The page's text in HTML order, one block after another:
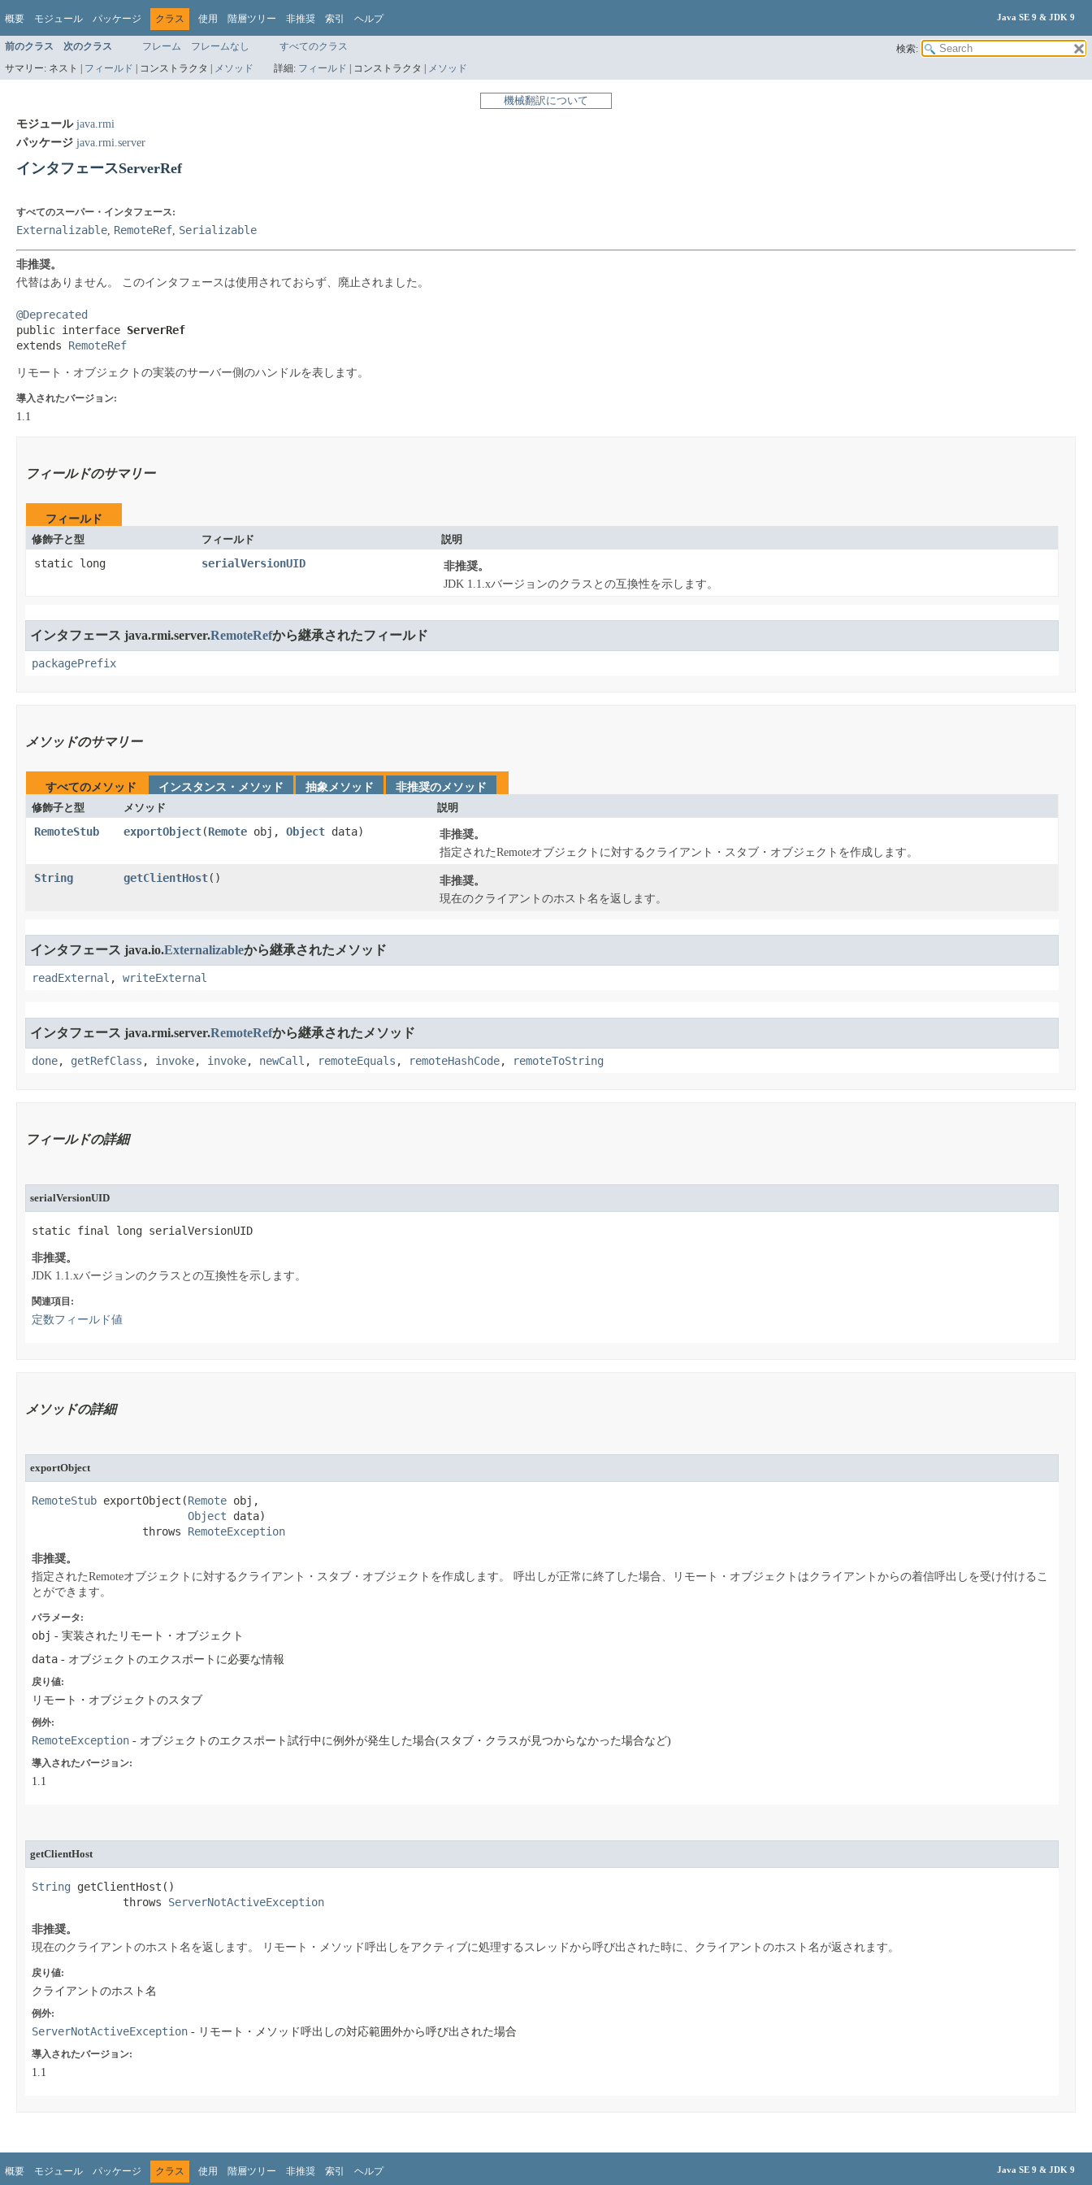
概要 モジュール パッケージ クラス 使用 階層ツリー 非推奨 索引 ヘルプ Java SE 9 & JDK 9
前のクラス 次のクラス フレーム フレームなし すべてのクラス
検索:
サマリー: ネスト | フィールド | コンストラクタ | メソッド 詳細: フィールド | コンストラクタ | メソッド
機械翻訳について
モジュール java.rmi
パッケージ java.rmi.server
インタフェースServerRef
すべてのスーパー・インタフェース:
Externalizable, RemoteRef, Serializable
非推奨。
代替はありません。
このインタフェースは使用されておらず、廃止されました。
@Deprecated
public interface ServerRef
extends RemoteRef
リモート・オブジェクトの実装のサーバー側のハンドルを表します。
導入されたバージョン:
1.1
フィールドのサマリー
フィールド
修飾子と型
フィールド 説明
static long serialVersionUID
非推奨。
JDK 1.1.xバージョンのクラスとの互換性を示します。
インタフェース java.rmi.server.RemoteRefから継承されたフィールド
packagePrefix
メソッドのサマリー
すべてのメソッド インスタンス・メソッド 抽象メソッド
非推奨のメソッド
修飾子と型
メソッド 説明
RemoteStub exportObject​(Remote obj, Object data)
非推奨。
指定されたRemoteオブジェクトに対するクライアント・スタブ・オブジェクトを作成します。
String getClientHost​()
非推奨。
現在のクライアントのホスト名を返します。
インタフェース java.io.Externalizableから継承されたメソッド
readExternal , writeExternal
インタフェース java.rmi.server.RemoteRefから継承されたメソッド
done, getRefClass , invoke, invoke, newCall , remoteEquals , remoteHashCode, remoteToString
フィールドの詳細
serialVersionUID
static final long serialVersionUID
非推奨。
JDK 1.1.xバージョンのクラスとの互換性を示します。
関連項目:
定数フィールド値
メソッドの詳細
exportObject
RemoteStub exportObject​(Remote obj,
Object data)
                 throws
RemoteException
非推奨。
指定されたRemoteオブジェクトに対するクライアント・スタブ・オブジェクトを作成します。
呼出しが正常に終了した場合、リモート・オブジェクトはクライアントからの着信呼出しを受け付けるこ
とができます。
パラメータ:
obj - 実装されたリモート・オブジェクト
data - オブジェクトのエクスポートに必要な情報
戻り値:
リモート・オブジェクトのスタブ
例外:
RemoteException - オブジェクトのエクスポート試行中に例外が発生した場合(スタブ・クラスが見つからなかった場合など)
導入されたバージョン:
1.1
getClientHost
String getClientHost​()
              throws
ServerNotActiveException
非推奨。
現在のクライアントのホスト名を返します。
リモート・メソッド呼出しをアクティブに処理するスレッドから呼び出された時に、クライアントのホスト名が返されます。
戻り値:
クライアントのホスト名
例外:
ServerNotActiveException - リモート・メソッド呼出しの対応範囲外から呼び出された場合
導入されたバージョン:
1.1
概要 モジュール パッケージ クラス 使用 階層ツリー 非推奨 索引 ヘルプ Java SE 9 & JDK 9